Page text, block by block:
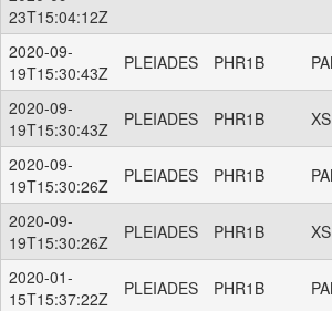
23T15:04:12Z
2020-09-
19T15:30:43Z
PLEIADES PHR1B
2020-09-
19T15:30:43Z
PLEIADES PHR1B XS
2020-09-
19T15:30:26Z
PLEIADES PHR1B
2020-09-
19T15:30:26Z
PLEIADES PHR1B XS
2020-01-
15T15:37:22Z
PLEIADES PHR1B